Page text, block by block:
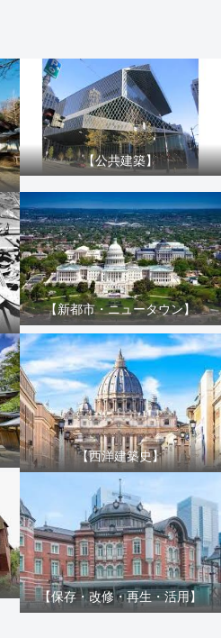
【公共建築】
【新都市・ニュータウン】
【西洋建築史】
【保存・改修・再生・活用】